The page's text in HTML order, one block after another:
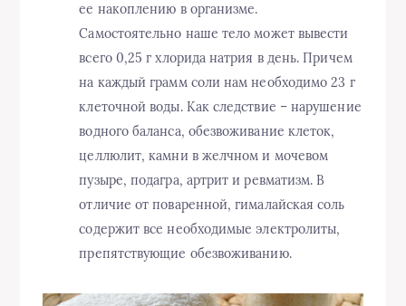
ее накоплению в организме.
Самостоятельно наше тело может вывести
всего 0,25 г хлорида натрия в день. Причем
на каждый грамм соли нам необходимо 23 г
клеточной воды. Как следствие – нарушение
водного баланса, обезвоживание клеток,
целлюлит, камни в желчном и мочевом
пузыре, подагра, артрит и ревматизм. В
отличие от поваренной, гималайская соль
содержит все необходимые электролиты,
препятствующие обезвоживанию.